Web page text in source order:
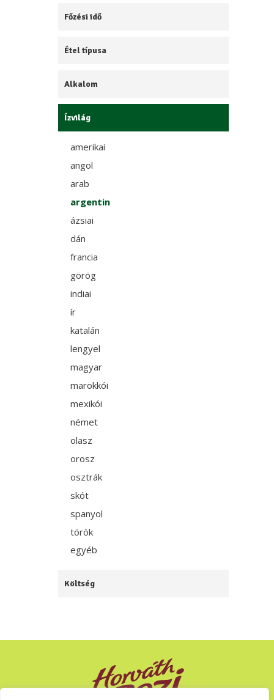
Főzési idő
Étel típusa
Alkalom
Ízvilág
amerikai
angol
arab
argentin
ázsiai
dán
francia
görög
indiai
ír
katalán
lengyel
magyar
marokkói
mexikói
német
olasz
orosz
osztrák
skót
spanyol
török
egyéb
Költség